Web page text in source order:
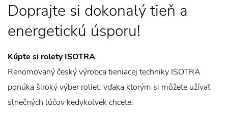
Doprajte si dokonalý tieň a
energetickú úsporu!
Kúpte si rolety ISOTRA
Renomovaný český výrobca tieniacej techniky ISOTRA
ponúka široký výber roliet, vďaka ktorým si môžete užívať
slnečných lúčov kedykoľvek chcete.